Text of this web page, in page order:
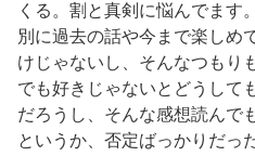
くる。割と真剣に悩んでます。
別に過去の話や今まで楽しめ
けじゃないし、そんなつもり
でも好きじゃないとどうして
だろうし、そんな感想読んで
というか、否定ばっかりだっ